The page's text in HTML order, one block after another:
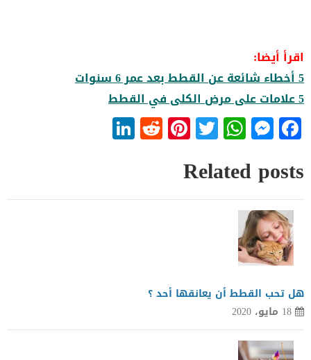
اقرأ أيضا:
5 أخطاء شائعة عن القطط بعد عمر 6 سنوات
5 علامات على مرض الكلى في القطط
Facebook
Messenger
WhatsApp
Twitter
Pinterest
Reddit
Related posts
هل تحب القطط أن يعانقها أحد ؟
18 مايو، 2020